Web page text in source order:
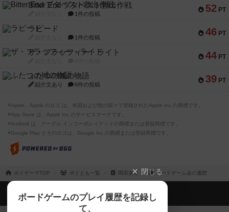
52 PT
Bitter End ブタペスト救出作戦
1件の投稿
46 PT
ラピード
1件の投稿
44 PT
ザ・フラッフィー・ライト
39 PT
ふたつの城の物語
紹介文あり 6件の投稿
※Apple、Apple のロゴ は、米国および他の国々で登録されたApple Inc.の商標です。
※App Store は、Apple Inc.のサービスマークです。
※Android は、グーグル インコーポレイテッドの商標または登録商標です。
※Google Play とそのロゴは、Google Inc.の商標または登録商標です。
ボドゲーマTOP ボドとも一覧 岡田友尊 ボードゲーム会の履歴
閉じる
ボードゲームのプレイ履歴を記録し
て、
ボドゲーマTOP